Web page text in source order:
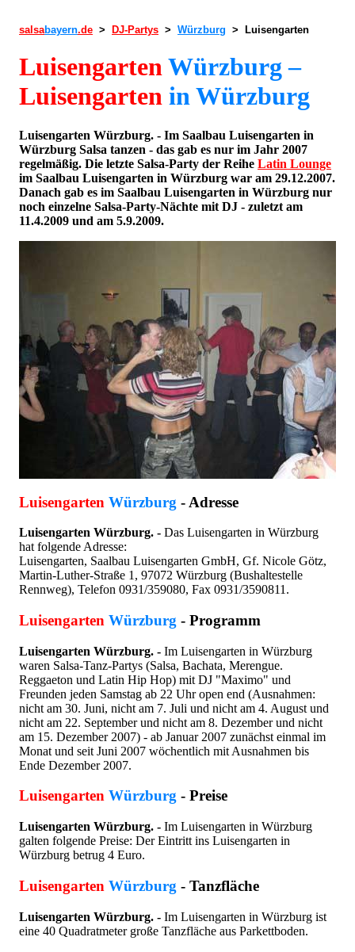
salsabayern.de > DJ-Partys > Würzburg > Luisengarten
LuisengartenWürzburg –
Luisengarten in Würzburg
Luisengarten Würzburg. - Im Saalbau Luisengarten in
Würzburg Salsa tanzen - das gab es nur im Jahr 2007
regelmäßig. Die letzte Salsa-Party der Reihe Latin Lounge
im Saalbau Luisengarten in Würzburg war am 29.12.2007.
Danach gab es im Saalbau Luisengarten in Würzburg nur
noch einzelne Salsa-Party-Nächte mit DJ - zuletzt am
11.4.2009 und am 5.9.2009.
Luisengarten Würzburg - Adresse
Luisengarten Würzburg. - Das Luisengarten in Würzburg
hat folgende Adresse:
Luisengarten, Saalbau Luisengarten GmbH, Gf. Nicole Götz,
Martin-Luther-Straße 1, 97072 Würzburg (Bushaltestelle
Rennweg), Telefon 0931/359080, Fax 0931/3590811.
Luisengarten Würzburg - Programm
Luisengarten Würzburg. - Im Luisengarten in Würzburg
waren Salsa-Tanz-Partys (Salsa, Bachata, Merengue.
Reggaeton und Latin Hip Hop) mit DJ "Maximo" und
Freunden jeden Samstag ab 22 Uhr open end (Ausnahmen:
nicht am 30. Juni, nicht am 7. Juli und nicht am 4. August und
nicht am 22. September und nicht am 8. Dezember und nicht
am 15. Dezember 2007) - ab Januar 2007 zunächst einmal im
Monat und seit Juni 2007 wöchentlich mit Ausnahmen bis
Ende Dezember 2007.
Luisengarten Würzburg - Preise
Luisengarten Würzburg. - Im Luisengarten in Würzburg
galten folgende Preise: Der Eintritt ins Luisengarten in
Würzburg betrug 4 Euro.
Luisengarten Würzburg - Tanzfläche
Luisengarten Würzburg. - Im Luisengarten in Würzburg ist
eine 40 Quadratmeter große Tanzfläche aus Parkettboden.